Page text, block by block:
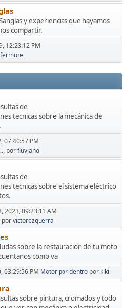
y experiencias que hayamos
compartir.
12:23:12 PM
fermore
de
tecnicas sobre la mecánica de
07:40:57 PM
porfluviano
de
tecnicas sobre el sistema eléctrico
2023, 09:23:11 AM
porvictorezquerra
sobre la restauracion de tu moto
como va
03:29:56 PM Motor por dentro por kiki
sobre pintura, cromados y todo